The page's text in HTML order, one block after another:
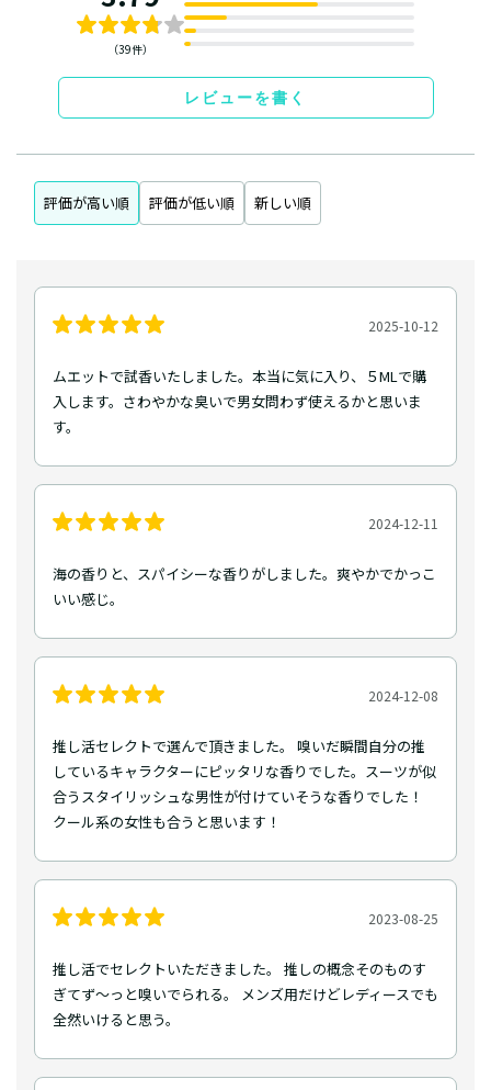
（39件）
レビューを書く
評価が高い順 評価が低い順 新しい順
2025-10-12
ムエットで試香いたしました。本当に気に入り、５MLで購
入します。さわやかな臭いで男女問わず使えるかと思いま
す。
2024-12-11
海の香りと、スパイシーな香りがしました。爽やかでかっこ
いい感じ。
2024-12-08
推し活セレクトで選んで頂きました。 嗅いだ瞬間自分の推
しているキャラクターにピッタリな香りでした。スーツが似
合うスタイリッシュな男性が付けていそうな香りでした！
クール系の女性も合うと思います！
2023-08-25
推し活でセレクトいただきました。 推しの概念そのものす
ぎてず〜っと嗅いでられる。 メンズ用だけどレディースでも
全然いけると思う。